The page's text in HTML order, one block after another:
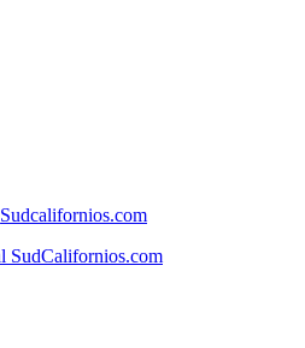
Sudcalifornios.com